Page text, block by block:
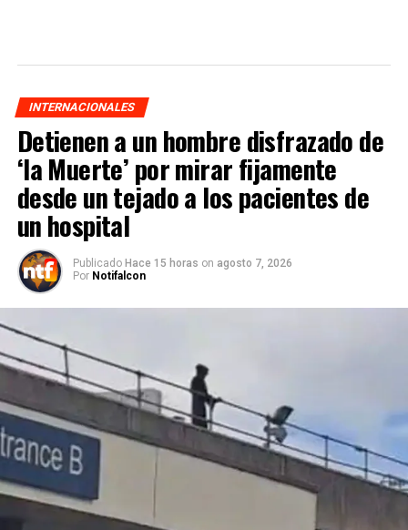
INTERNACIONALES
Detienen a un hombre disfrazado de
‘la Muerte’ por mirar fijamente
desde un tejado a los pacientes de
un hospital
Publicado Hace 15 horas on agosto 7, 2026
Por Notifalcon